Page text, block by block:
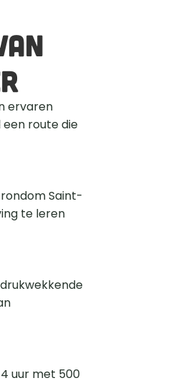
ervaren
route die
Saint-
te leren
uur met 500